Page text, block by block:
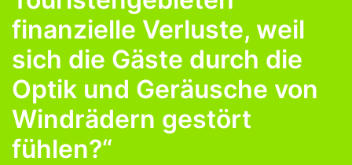
finanzielle Verluste, weil
sich die Gäste durch die
Optik und Geräusche von
Windrädern gestört
fühlen?“